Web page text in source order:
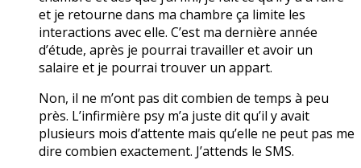
et je retourne dans ma chambre ça limite les
interactions avec elle. C’est ma dernière année
d’étude, après je pourrai travailler et avoir un
salaire et je pourrai trouver un appart.
Non, il ne m’ont pas dit combien de temps à peu
près. L’infirmière psy m’a juste dit qu’il y avait
plusieurs mois d’attente mais qu’elle ne peut pas me
dire combien exactement. J’attends le SMS.